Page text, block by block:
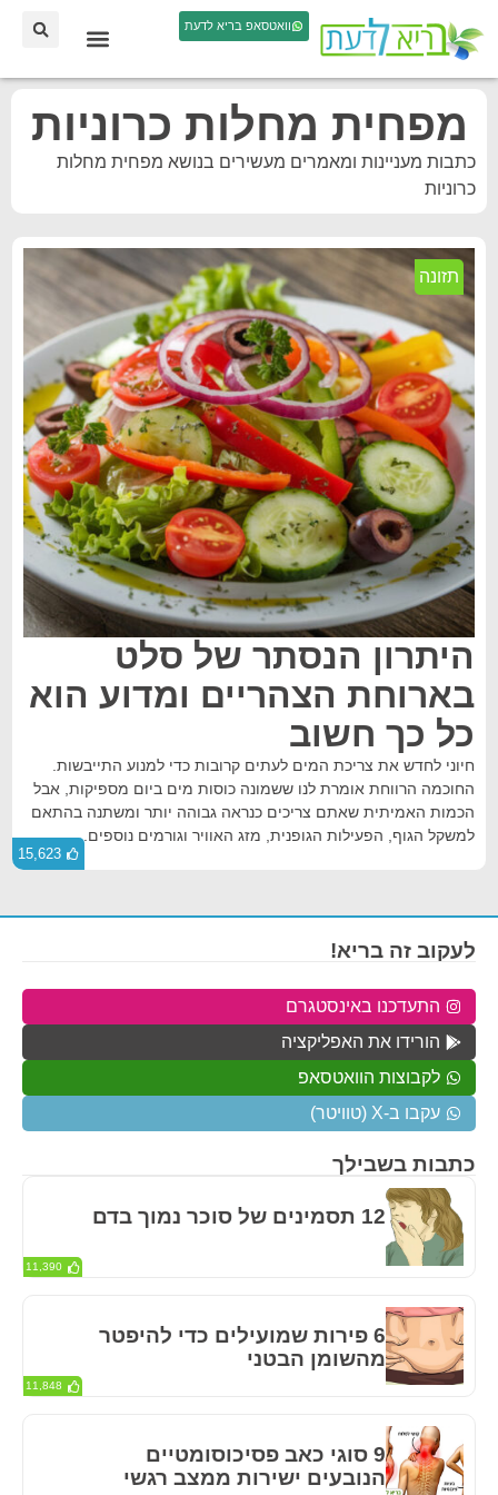
וואטסאפ בריא לדעת
מפחית מחלות כרוניות
כתבות מעניינות ומאמרים מעשירים בנושא מפחית מחלות
כרוניות
תזונה
היתרון הנסתר של סלט
בארוחת הצהריים ומדוע הוא
כל כך חשוב
חיוני לחדש את צריכת המים לעתים קרובות כדי למנוע התייבשות.
החוכמה הרווחת אומרת לנו ששמונה כוסות מים ביום מספיקות, אבל
הכמות האמיתית שאתם צריכים כנראה גבוהה יותר ומשתנה בהתאם
למשקל הגוף, הפעילות הגופנית, מזג האוויר וגורמים נוספים.
15,623
כתבות בשבילך
12 תסמינים של סוכר נמוך בדם
11,390
6 פירות שמועילים כדי להיפטר
מהשומן הבטני
11,848
9 סוגי כאב פסיכוסומטיים
הנובעים ישירות ממצב רגשי
לעקוב זה בריא!
התעדכנו באינסטגרם
הורידו את האפליקציה
לקבוצות הוואטסאפ
עקבו ב-X (טוויטר)